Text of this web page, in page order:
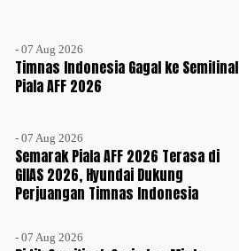
- 07 Aug 2026
Timnas Indonesia Gagal ke Semifinal
Piala AFF 2026
- 07 Aug 2026
Semarak Piala AFF 2026 Terasa di
GIIAS 2026, Hyundai Dukung
Perjuangan Timnas Indonesia
- 07 Aug 2026